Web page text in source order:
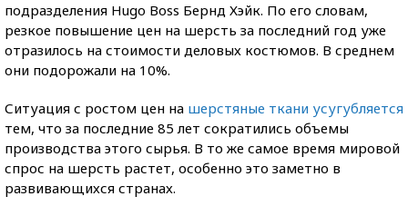
подразделения Hugo Boss Бернд Хэйк. По его словам,
резкое повышение цен на шерсть за последний год уже
отразилось на стоимости деловых костюмов. В среднем
они подорожали на 10%.
Ситуация с ростом цен на шерстяные ткани усугубляется
тем, что за последние 85 лет сократились объемы
производства этого сырья. В то же самое время мировой
спрос на шерсть растет, особенно это заметно в
развивающихся странах.